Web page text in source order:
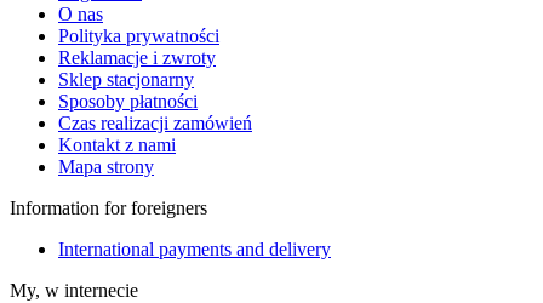
O nas
Polityka prywatności
Reklamacje i zwroty
Sklep stacjonarny
Sposoby płatności
Czas realizacji zamówień
Kontakt z nami
Mapa strony
Information for foreigners
International payments and delivery
My, w internecie